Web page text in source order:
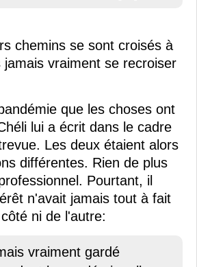
chemins se sont croisés à
jamais vraiment se recroiser
que les choses ont
lui a écrit dans le cadre
Les deux étaient alors
différentes. Rien de plus
Pourtant, il
n'avait jamais tout à fait
ni de l'autre:
vraiment gardé